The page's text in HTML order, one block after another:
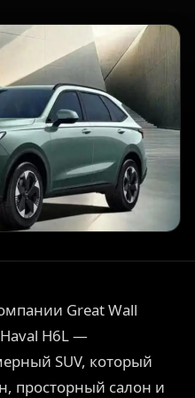
Great Wall
H6L —
SUV, который
просторный салон и